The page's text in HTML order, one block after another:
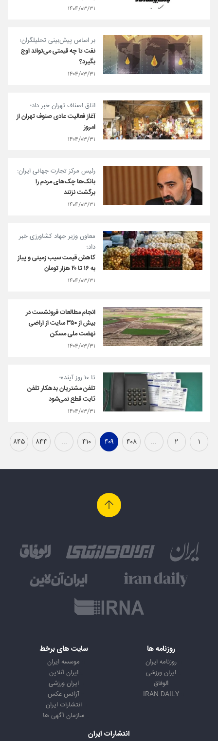
۱۴۰۴/۰۳/۳۱
بر اساس پیش‌بینی تحلیلگران؛
نفت تا چه قیمتی می‌تواند اوج
بگیرد؟
۱۴۰۴/۰۳/۳۱
اتاق اصناف تهران خبر داد؛
آغاز فعالیت عادی صنوف تهران از
امروز
۱۴۰۴/۰۳/۳۱
رئیس مرکز تجارت جهانی ایران:
بانک‌ها چک‌های مردم را
برگشت نزنند
۱۴۰۴/۰۳/۳۱
معاون وزیر جهاد کشاورزی خبر
داد؛
کاهش قیمت سیب زمینی و پیاز
به ۱۶ تا ۲۰ هزار تومان
۱۴۰۴/۰۳/۳۱
انجام مطالعات فرونشست در
بیش از ۳۵۰ سایت از اراضی
نهضت ملی مسکن
۱۴۰۴/۰۳/۳۱
تا ۱۰ روز آینده؛
تلفن مشتریان بدهکار تلفن
ثابت قطع نمی‌شود
۱۴۰۴/۰۳/۳۱
۱ ۲ ... ۴۰۸ ۴۰۹ ۴۱۰ ... ۸۴۴ ۸۴۵
روزنامه ها
روزنامه ایران
ایران ورزشی
الوفاق
IRAN DAILY
سایت های برخط
موسسه ایران
ایران آنلاین
ایران ورزشی
آژانس عکس
انتشارات ایران
سازمان آگهی ها
انتشارات ایران